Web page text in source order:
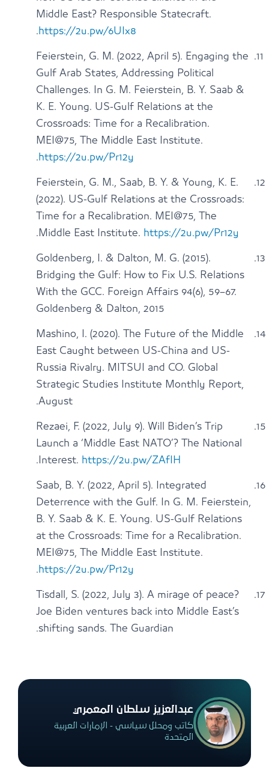
Middle East? Responsible Statecraft.
https://2u.pw/6UIx8
.
Feierstein, G. M. (2022, April 5). Engaging the
Gulf Arab States, Addressing Political
Challenges. In G. M. Feierstein, B. Y. Saab &
K. E. Young. US-Gulf Relations at the
Crossroads: Time for a Recalibration.
MEI@75, The Middle East Institute.
https://2u.pw/Pr12y
.
Feierstein, G. M., Saab, B. Y. & Young, K. E.
(2022). US-Gulf Relations at the Crossroads:
Time for a Recalibration. MEI@75, The
Middle East Institute. https://2u.pw/Pr12y
.
Goldenberg, I. & Dalton, M. G. (2015).
Bridging the Gulf: How to Fix U.S. Relations
With the GCC. Foreign Affairs 94(6), 59–67.
Goldenberg & Dalton, 2015
Mashino, I. (2020). The Future of the Middle
East Caught between US-China and US-
Russia Rivalry. MITSUI and CO. Global
Strategic Studies Institute Monthly Report,
August.
Rezaei, F. (2022, July 9). Will Biden’s Trip
Launch a ‘Middle East NATO’? The National
Interest. https://2u.pw/ZAfIH
.
Saab, B. Y. (2022, April 5). Integrated
Deterrence with the Gulf. In G. M. Feierstein,
B. Y. Saab & K. E. Young. US-Gulf Relations
at the Crossroads: Time for a Recalibration.
MEI@75, The Middle East Institute.
https://2u.pw/Pr12y
.
Tisdall, S. (2022, July 3). A mirage of peace?
Joe Biden ventures back into Middle East’s
shifting sands. The Guardian.
عبدالعزيز سلطان المعمري
كاتب ومحلل سياسي - الإمارات العربية
المتحدة